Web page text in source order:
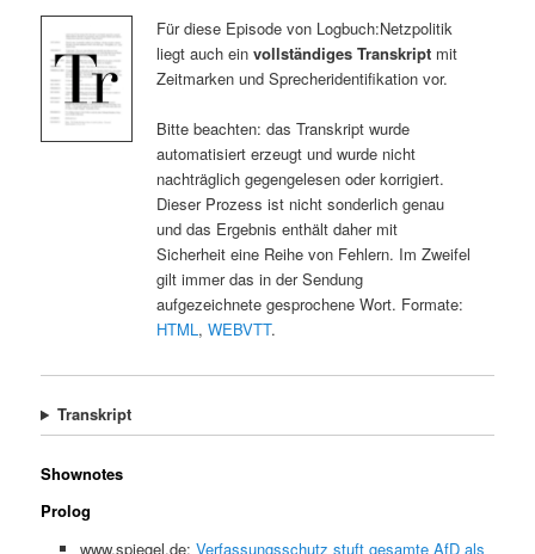
Für diese Episode von Logbuch:Netzpolitik
liegt auch ein vollständiges Transkriptmit
Zeitmarken und Sprecheridentifikation vor.
Bitte beachten: das Transkript wurde
automatisiert erzeugt und wurde nicht
nachträglich gegengelesen oder korrigiert.
Dieser Prozess ist nicht sonderlich genau
und das Ergebnis enthält daher mit
Sicherheit eine Reihe von Fehlern. Im Zweifel
gilt immer das in der Sendung
aufgezeichnete gesprochene Wort. Formate:
HTML, WEBVTT.
Transkript
Shownotes
Prolog
www.spiegel.de: Verfassungsschutz stuft gesamte AfD als